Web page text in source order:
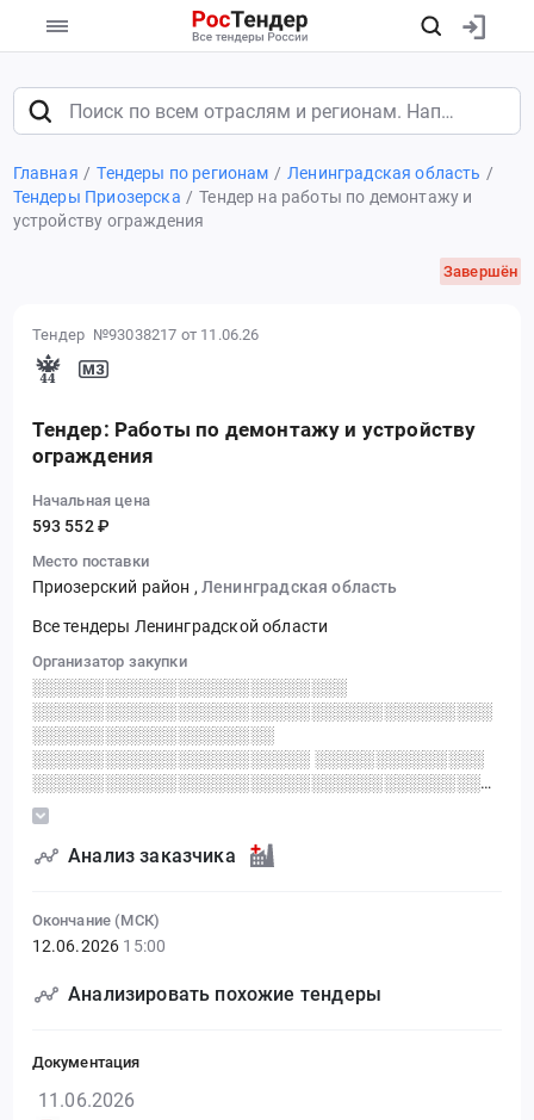
Главная Тендеры по регионам
Ленинградская область
Тендеры Приозерска
Тендер на работы по демонтажу и
устройству ограждения
Завершён
Тендер №93038217 от 11.06.26
Тендер: Работы по демонтажу и устройству
ограждения
Начальная цена
593 552 ₽
Место поставки
Приозерский район , Ленинградская область
Все тендеры Ленинградской области
Организатор закупки
░░░░░░░░░░░░░░░░░░░░░░░░░░
░░░░░░░░░░░░░░░░░░░░░░░░░░░░░░░░░░░░░░
░░░░░░░░░░░░░░░░░░░░
░░░░░░░░░░░░░░░░░░░░░░░ ░░░░░░░░░░░░░░
░░░░░░░░░░░░░░░░░░░░░░░░░░░░░░░░░░░░░░
░░░░░░░░░░░
Анализ заказчика
Окончание (МСК)
12.06.2026 15:00
Анализировать похожие тендеры
Документация
11.06.2026